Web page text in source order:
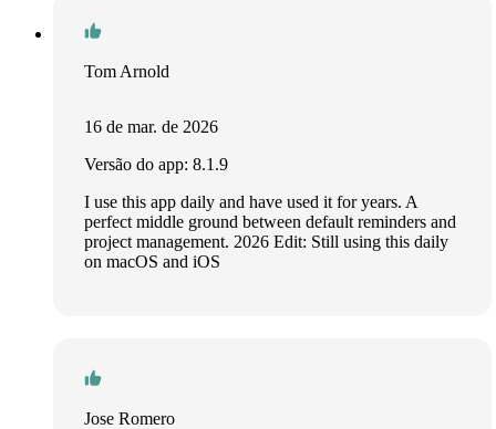
Tom Arnold
16 de mar. de 2026
Versão do app: 8.1.9
I use this app daily and have used it for years. A
perfect middle ground between default reminders and
project management. 2026 Edit: Still using this daily
on macOS and iOS
Jose Romero